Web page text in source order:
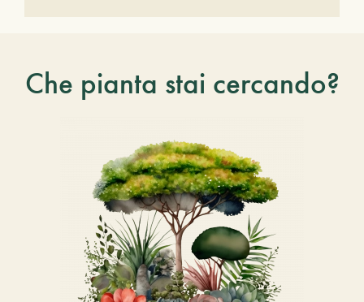
Che pianta stai cercando?